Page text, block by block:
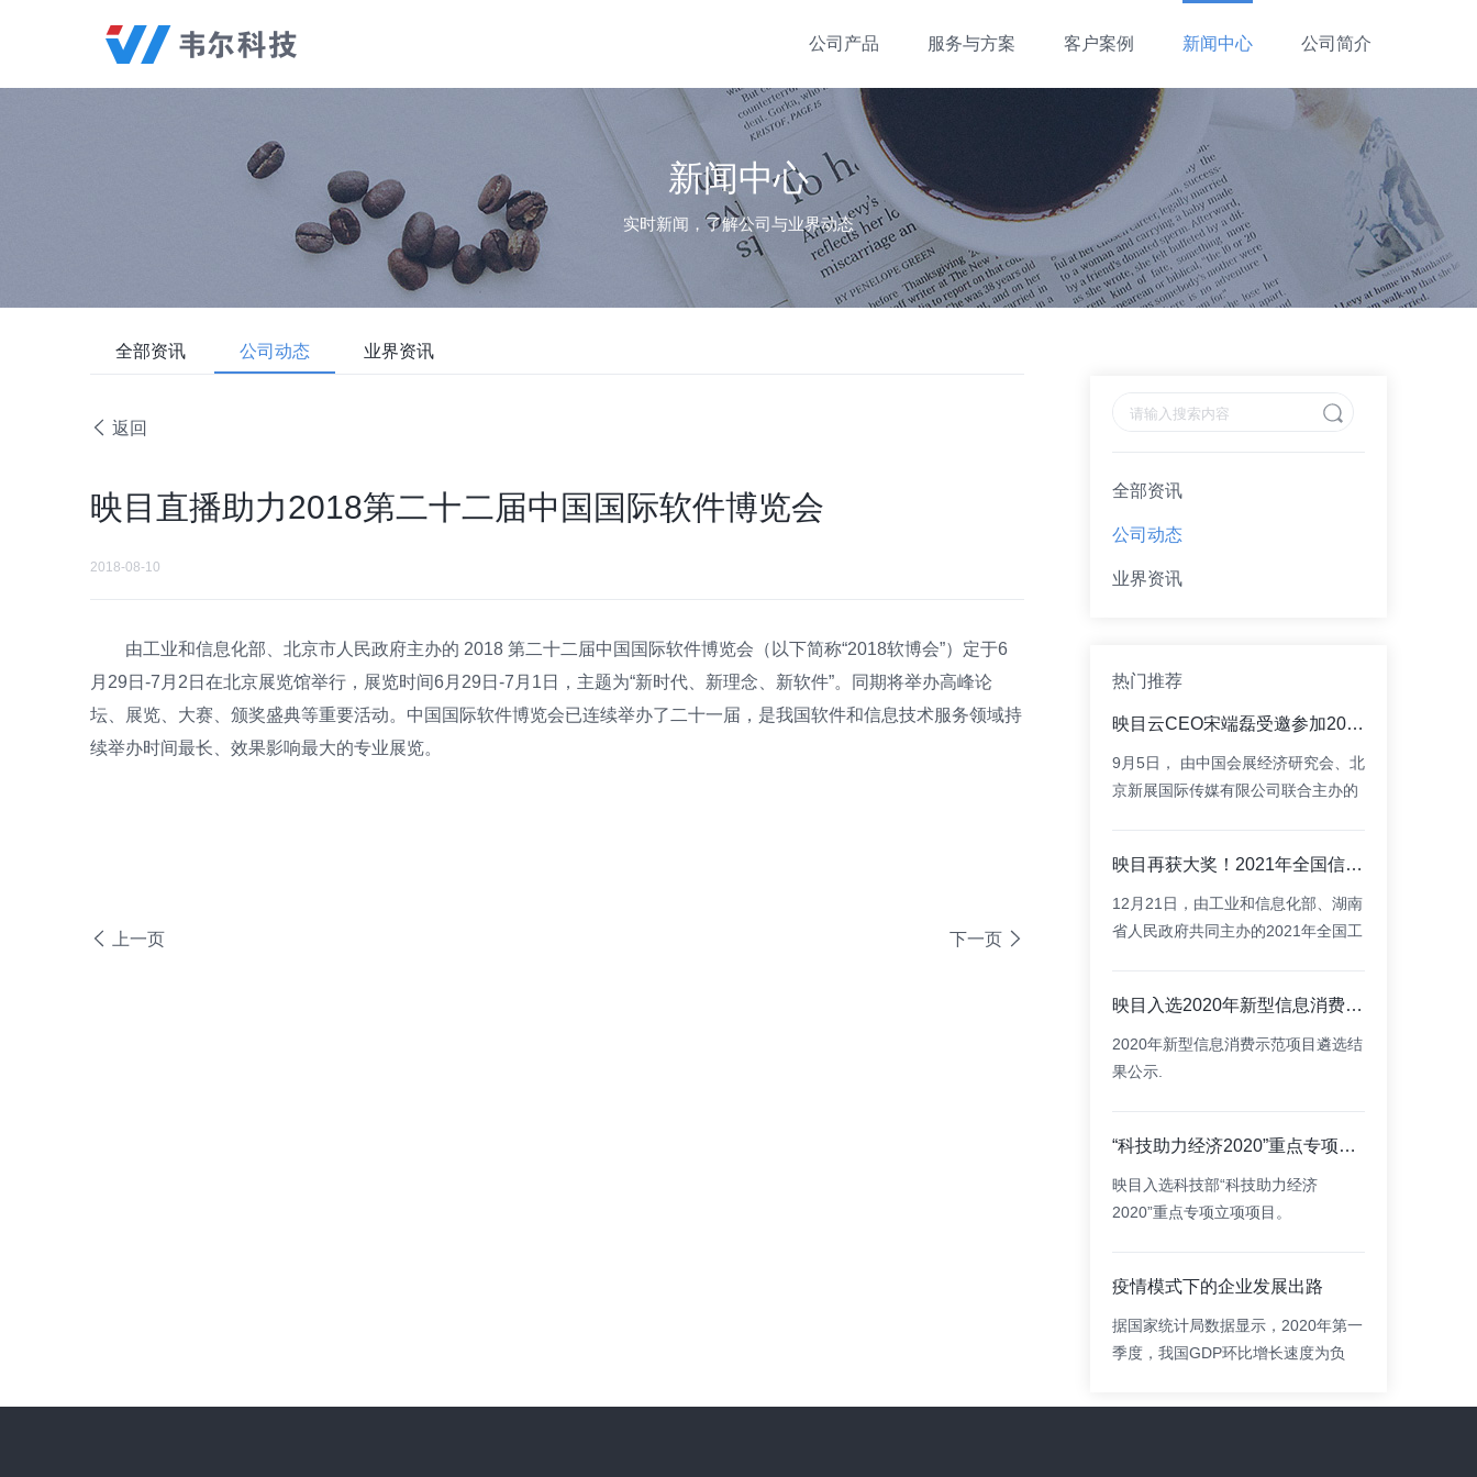
公司产品 服务与方案 客户案例 新闻中心 公司简介
新闻中心
实时新闻，了解公司与业界动态
全部资讯 公司动态 业界资讯
返回
映目直播助力2018第二十二届中国国际软件博览会
2018-08-10
由工业和信息化部、北京市人民政府主办的 2018 第二十二届中国国际软件博览会（以下简称“2018软博会”）定于6
月29日-7月2日在北京展览馆举行，展览时间6月29日-7月1日，主题为“新时代、新理念、新软件”。同期将举办高峰论
坛、展览、大赛、颁奖盛典等重要活动。中国国际软件博览会已连续举办了二十一届，是我国软件和信息技术服务领域持
续举办时间最长、效果影响最大的专业展览。
上一页 下一页
全部资讯
公司动态
业界资讯
热门推荐
映目云CEO宋端磊受邀参加2021服贸会之中外会奖合交流大会并做主题演讲
9月5日， 由中国会展经济研究会、北
京新展国际传媒有限公司联合主办的
映目再获大奖！2021年全国信息消费产品创新奖！
12月21日，由工业和信息化部、湖南
省人民政府共同主办的2021年全国工
APP领域前景好、潜力大的新产品、
新应用，映目凭借在数字会议新经济
模式的创新表现，荣获“信息消费产品
映目入选2020年新型信息消费示范项目
2020年新型信息消费示范项目遴选结
果公示.
“科技助力经济2020”重点专项拟立项项目公示
映目入选科技部“科技助力经济
2020”重点专项立项项目。
疫情模式下的企业发展出路
据国家统计局数据显示，2020年第一
季度，我国GDP环比增长速度为负
制，但受国际疫情影响，未来的经济